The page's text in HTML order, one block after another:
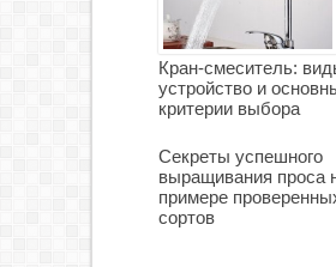
Кран-смеситель:
устройство и
критерии выбора
Секреты успешного
выращивания проса
примере
сортов